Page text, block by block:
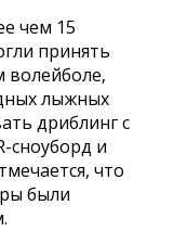
чем 15
принять
волейболе,
лыжных
дриблинг с
сноуборд и
что
были